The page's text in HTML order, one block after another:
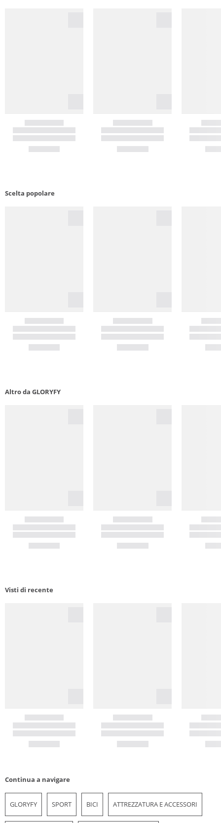
Scelta popolare
Altro da GLORYFY
Visti di recente
Continua a navigare
GLORYFY SPORT BICI ATTREZZATURA E ACCESSORI